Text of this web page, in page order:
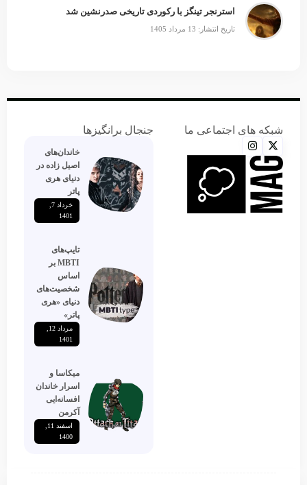
استرنجر تینگز با رکوردی تاریخی صدرنشین شد
تاریخ انتشار: 13 مرداد 1405
شبکه های اجتماعی ما جنجال برانگیزها
خاندان‌های
اصیل زاده‌ در
دنیای هری
پاتر
1401
تایپ‌های
MBTI بر
اساس
شخصیت‌های
دنیای «هری
پاتر»
1401
میکاسا و
اسرار خاندان
افسانه‌ایی
آکرمن
1400